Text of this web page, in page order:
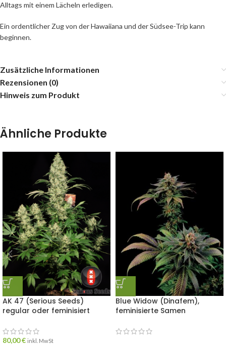
Alltags mit einem Lächeln erledigen.
Ein ordentlicher Zug von der Hawaiiana und der Südsee-Trip kann
beginnen.
Zusätzliche Informationen
Rezensionen (0)
Hinweis zum Produkt
Ähnliche Produkte
AK 47 (Serious Seeds)
regular oder feminisiert
80,00€ inkl. MwSt
Blue Widow (Dinafem),
feminisierte Samen